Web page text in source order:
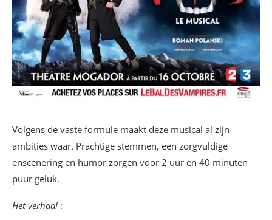
Volgens de vaste formule maakt deze musical al zijn
ambities waar. Prachtige stemmen, een zorgvuldige
enscenering en humor zorgen voor 2 uur en 40 minuten
puur geluk.
Het verhaal :